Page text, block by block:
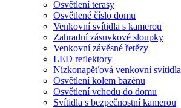
Osvětlení terasy
Osvětlené číslo domu
Venkovní svítidla s kamerou
Zahradní zásuvkové sloupky
Venkovní závěsné řetězy
LED reflektory
Nízkonapěťová venkovní svítidla
Osvětlení kolem bazénu
Osvětlení vchodu do domu
Svítidla s bezpečnostní kamerou